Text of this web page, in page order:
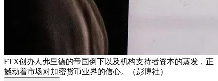
FTX创办人弗里德的帝国倒下以及机构支持者资本的蒸发，正
撼动着市场对加密货币业界的信心。（彭博社）